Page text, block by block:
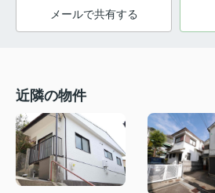
メールで共有する
近隣の物件